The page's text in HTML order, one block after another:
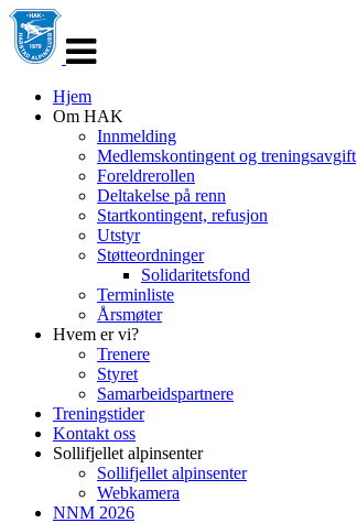
navigasjon
Hjem
Om HAK
Innmelding
Medlemskontingent og treningsavgift
Foreldrerollen
Deltakelse på renn
Startkontingent, refusjon
Utstyr
Støtteordninger
Solidaritetsfond
Terminliste
Årsmøter
Hvem er vi?
Trenere
Styret
Samarbeidspartnere
Treningstider
Kontakt oss
Sollifjellet alpinsenter
Sollifjellet alpinsenter
Webkamera
NNM 2026